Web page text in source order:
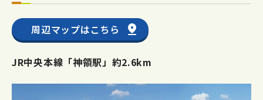
周辺マップはこちら
JR中央本線「神領駅」約2.6km